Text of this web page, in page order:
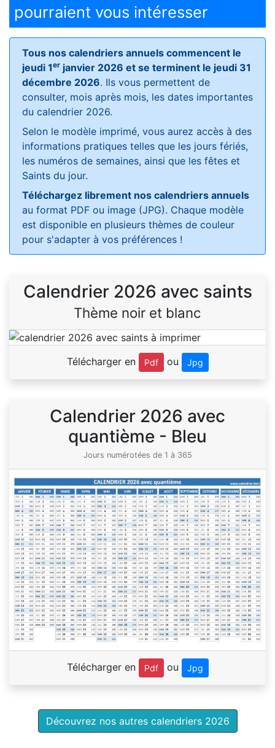
pourraient vous intéresser
Tous nos calendriers annuels commencent le
jeudi 1er janvier 2026 et se terminent le jeudi 31
décembre 2026. Ils vous permettent de
consulter, mois après mois, les dates importantes
du calendrier 2026.
Selon le modèle imprimé, vous aurez accès à des
informations pratiques telles que les jours fériés,
les numéros de semaines, ainsi que les fêtes et
Saints du jour.
Téléchargez librement nos calendriers annuels
au format PDF ou image (JPG). Chaque modèle
est disponible en plusieurs thèmes de couleur
pour s'adapter à vos préférences !
Calendrier 2026 avec saints
Thème noir et blanc
Télécharger en Pdf ou Jpg
Calendrier 2026 avec
quantième - Bleu
Jours numérotées de 1 à 365
Télécharger en Pdf ou Jpg
Découvrez nos autres calendriers 2026